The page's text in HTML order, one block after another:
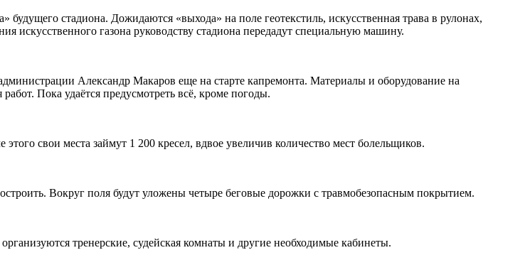
стадиона. Дожидаются «выхода» на поле геотекстиль, искусственная трава в рулонах,
искусственного газона руководству стадиона передадут специальную машину.
Александр Макаров еще на старте капремонта. Материалы и оборудование на
Пока удаётся предусмотреть всё, кроме погоды.
свои места займут 1 200 кресел, вдвое увеличив количество мест болельщиков.
Вокруг поля будут уложены четыре беговые дорожки с травмобезопасным покрытием.
тренерские, судейская комнаты и другие необходимые кабинеты.